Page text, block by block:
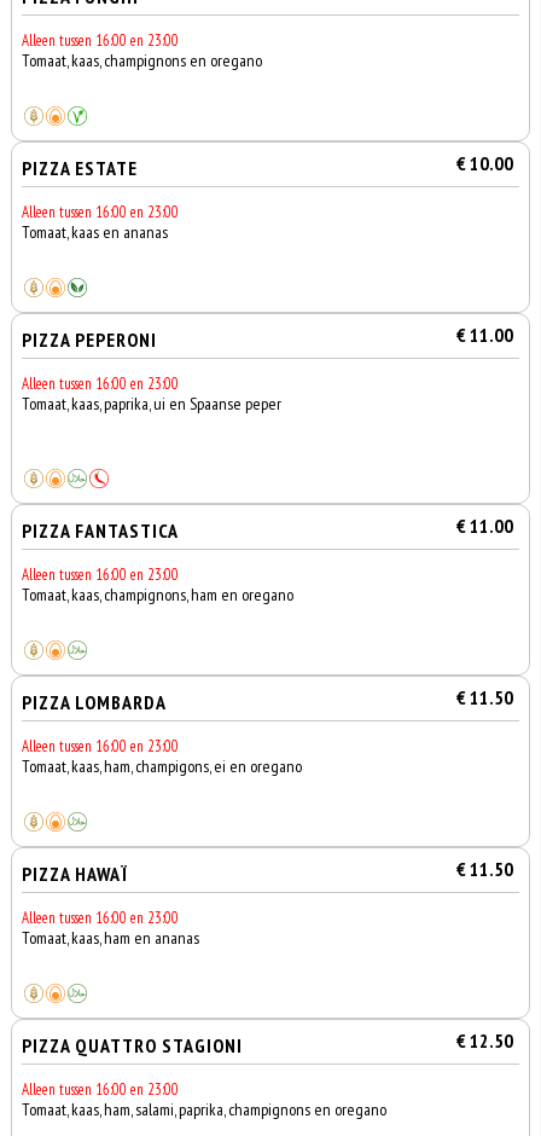
Alleen tussen 16:00 en 23:00
Tomaat, kaas, champignons en oregano
PIZZA ESTATE € 10.00
Alleen tussen 16:00 en 23:00
Tomaat, kaas en ananas
PIZZA PEPERONI € 11.00
Alleen tussen 16:00 en 23:00
Tomaat, kaas, paprika, ui en Spaanse peper
PIZZA FANTASTICA € 11.00
Alleen tussen 16:00 en 23:00
Tomaat, kaas, champignons, ham en oregano
PIZZA LOMBARDA € 11.50
Alleen tussen 16:00 en 23:00
Tomaat, kaas, ham, champigons, ei en oregano
PIZZA HAWAÏ € 11.50
Alleen tussen 16:00 en 23:00
Tomaat, kaas, ham en ananas
PIZZA QUATTRO STAGIONI € 12.50
Alleen tussen 16:00 en 23:00
Tomaat, kaas, ham, salami, paprika, champignons en oregano